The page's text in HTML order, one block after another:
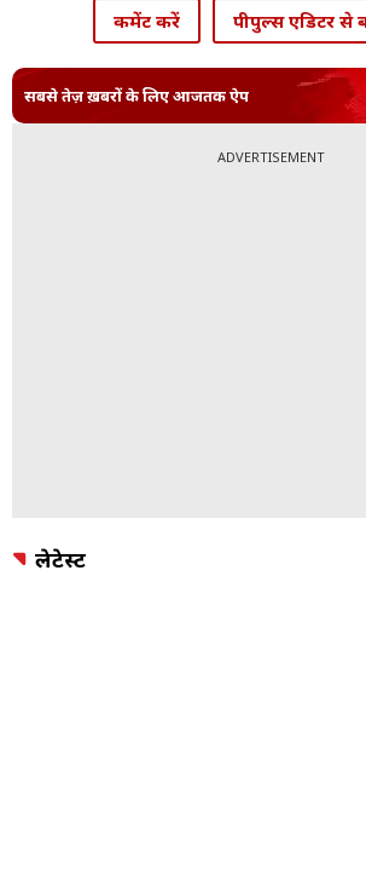
कमेंट करें पीपुल्स एडिटर से
सबसे तेज़ ख़बरों के लिए आजतक ऐप
ADVERTISEMENT
लेटेस्ट